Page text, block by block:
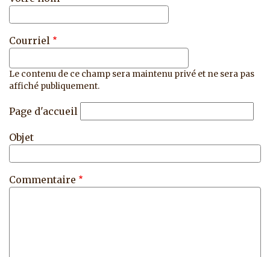
Courriel
Le contenu de ce champ sera maintenu privé et ne sera pas
affiché publiquement.
Page d'accueil
Objet
Commentaire